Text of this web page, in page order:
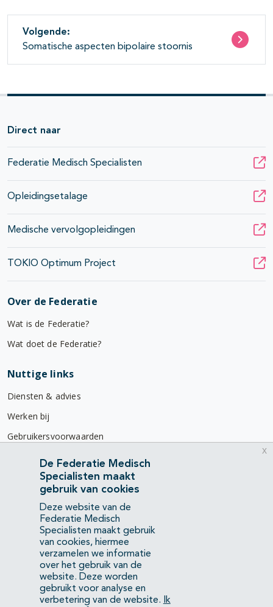
Volgende:
Somatische aspecten bipolaire stoornis
Direct naar
Federatie Medisch Specialisten
Opleidingsetalage
Medische vervolgopleidingen
TOKIO Optimum Project
Over de Federatie
Wat is de Federatie?
Wat doet de Federatie?
Nuttige links
Diensten & advies
Werken bij
Gebruikersvoorwaarden
Privacyverklaring
Contact
Mercatorlaan 1200
3528 BL Utrecht
(088) 505 34 34
info@richtlijnendatabase.nl
YouTubeLinkedIn
De Federatie Medisch
Specialisten maakt
gebruik van cookies
Deze website van de
Federatie Medisch
Specialisten maakt gebruik
van cookies, hiermee
verzamelen we informatie
over het gebruik van de
website. Deze worden
gebruikt voor analyse en
verbetering van de website.
Ik
x